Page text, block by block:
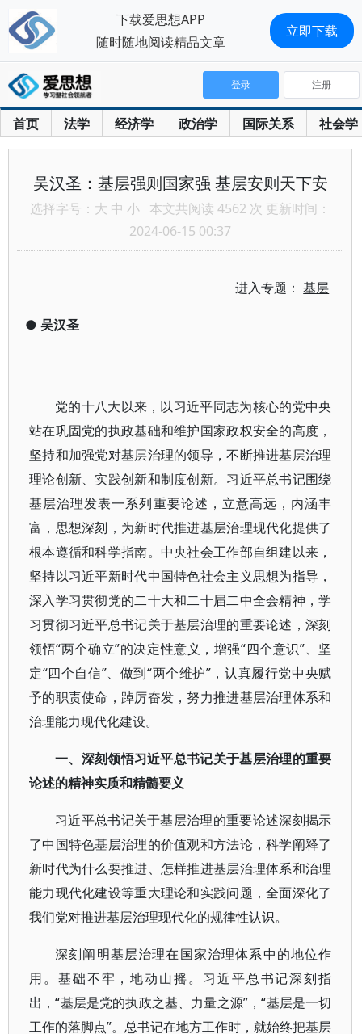
首页 法学 经济学 政治学 国际关系 社会学
登录 注册
吴汉圣：基层强则国家强 基层安则天下安
选择字号： 大 中 小 本文共阅读 4562 次 更新时间：
2024-06-15 00:37
进入专题：基层
● 吴汉圣
党的十八大以来，以习近平同志为核心的党中央
站在巩固党的执政基础和维护国家政权安全的高度，
坚持和加强党对基层治理的领导，不断推进基层治理
理论创新、实践创新和制度创新。习近平总书记围绕
基层治理发表一系列重要论述，立意高远，内涵丰
富，思想深刻，为新时代推进基层治理现代化提供了
根本遵循和科学指南。中央社会工作部自组建以来，
坚持以习近平新时代中国特色社会主义思想为指导，
深入学习贯彻党的二十大和二十届二中全会精神，学
习贯彻习近平总书记关于基层治理的重要论述，深刻
领悟“两个确立”的决定性意义，增强“四个意识”、坚
定“四个自信”、做到“两个维护”，认真履行党中央赋
予的职责使命，踔厉奋发，努力推进基层治理体系和
治理能力现代化建设。
一、深刻领悟习近平总书记关于基层治理的重要
论述的精神实质和精髓要义
习近平总书记关于基层治理的重要论述深刻揭示
了中国特色基层治理的价值观和方法论，科学阐释了
新时代为什么要推进、怎样推进基层治理体系和治理
能力现代化建设等重大理论和实践问题，全面深化了
我们党对推进基层治理现代化的规律性认识。
深刻阐明基层治理在国家治理体系中的地位作
用。基础不牢，地动山摇。习近平总书记深刻指
出，“基层是党的执政之基、力量之源”，“基层是一切
工作的落脚点”。总书记在地方工作时，就始终把基层
下载爱思想APP
随时随地阅读精品文章
立即下载